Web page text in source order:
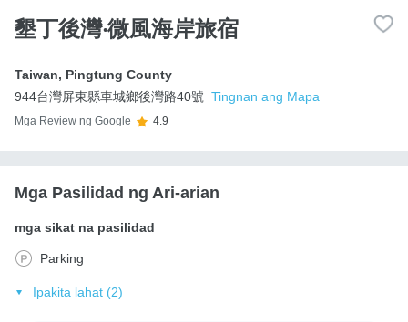
墾丁後灣‧微風海岸旅宿
Taiwan, Pingtung County
944台灣屏東縣車城鄉後灣路40號 Tingnan ang Mapa
Mga Review ng Google 4.9
Mga Pasilidad ng Ari-arian
mga sikat na pasilidad
Parking
Ipakita lahat (2)